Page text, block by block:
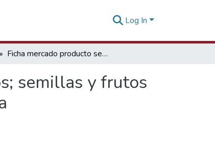
Log In
Ficha mercado producto semillas y frutos oleaginosos; semillas y frutos diversos; plantas para uso industrial o medicinal India
semillas y frutos